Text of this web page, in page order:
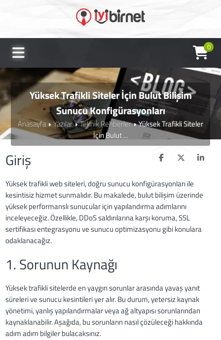
0
Yüksek Trafikli Siteler İçin Bulut Bilişim
Sunucu Konfigürasyonları
Anasayfa Yazılar Teknik Rehberler
Yüksek Trafikli Siteler
İçin Bulut ...
Giriş
Yüksek trafikli web siteleri, doğru sunucu konfigürasyonları ile
kesintisiz hizmet sunmalıdır. Bu makalede, bulut bilişim üzerinde
yüksek performanslı sunucular için yapılandırma adımlarını
inceleyeceğiz. Özellikle, DDoS saldırılarına karşı koruma, SSL
sertifikası entegrasyonu ve sunucu optimizasyonu gibi konulara
odaklanacağız.
1. Sorunun Kaynağı
Yüksek trafikli sitelerde en yaygın sorunlar arasında yavaş yanıt
süreleri ve sunucu kesintileri yer alır. Bu durum, yetersiz kaynak
yönetimi, yanlış yapılandırmalar veya ağ altyapısı sorunlarından
kaynaklanabilir. Aşağıda, bu sorunların nasıl çözüleceği hakkında
adım adım bilgiler bulacaksınız.